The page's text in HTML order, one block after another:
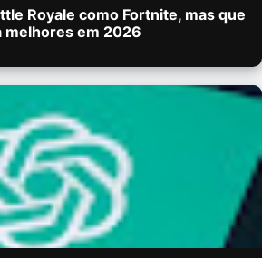
Royale como Fortnite, mas que
melhores em 2026